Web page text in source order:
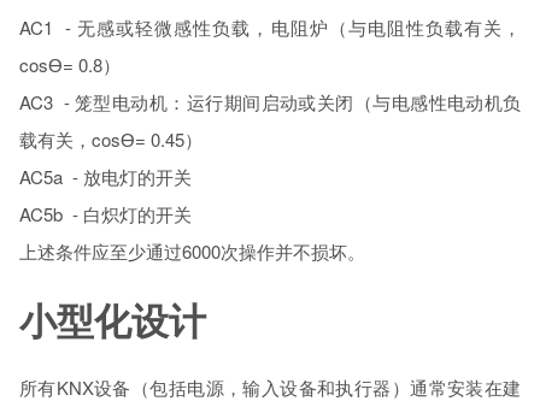
AC1 - 无感或轻微感性负载，电阻炉（与电阻性负载有关，
cosƟ= 0.8）
AC3 - 笼型电动机：运行期间启动或关闭（与电感性电动机负
载有关，cosƟ= 0.45）
AC5a - 放电灯的开关
AC5b - 白炽灯的开关
上述条件应至少通过6000次操作并不损坏。
小型化设计
所有KNX设备（包括电源，输入设备和执行器）通常安装在建